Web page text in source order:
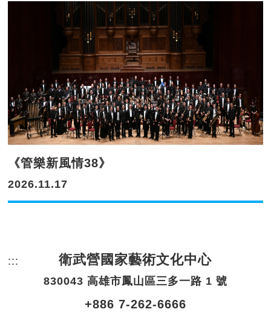
《管樂新風情38》
2026.11.17
::: 頁尾網站資訊。
衛武營國家藝術文化中心
830043 高雄市鳳山區三多一路 1 號
+886 7-262-6666